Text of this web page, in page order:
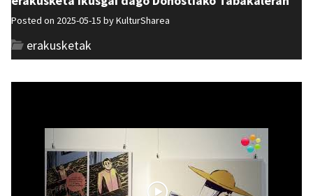
Posted on 2025-05-15 byKulturSharea
erakusketak